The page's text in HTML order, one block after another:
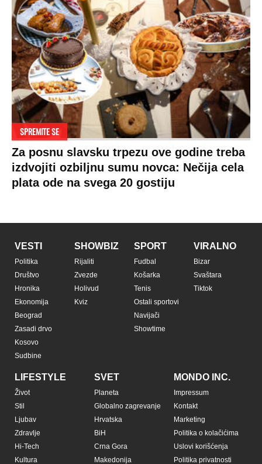
SPREMITE SE
Za posnu slavsku trpezu ove godine treba
izdvojiti ozbiljnu sumu novca: Nečija cela
plata ode na svega 20 gostiju
VESTI
Politika
Društvo
Hronika
Ekonomija
Beograd
Zasadi drvo
Kosovo
Sudbine
SHOWBIZ
Rijaliti
Zvezde
Holivud
Kviz
SPORT
Fudbal
Košarka
Tenis
Ostali sportovi
Navijači
Showtime
VIRALNO
Bizar
Svaštara
Tiktok
LIFESTYLE
Život
Stil
Ljubav
Zdravlje
Hi-Tech
Kultura
SVET
Planeta
Globalno zagrevanje
Hrvatska
BiH
Crna Gora
Makedonija
MONDO INC.
Impressum
Kontakt
Marketing
Politika o kolačićima
Uslovi korišćenja
Politika privatnosti